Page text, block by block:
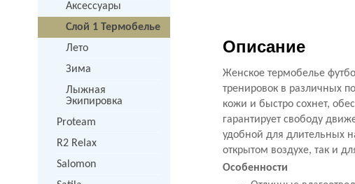
Аксессуары
Слой 1 Термобелье
Лето
Зима
Лыжная
Экипировка
Proteam
R2 Relax
Salomon
Описание
Женское термобелье
тренировок в различных
кожи и быстро сохнет,
гарантирует свободу
удобной для длительных
открытом воздухе, так и
Особенности